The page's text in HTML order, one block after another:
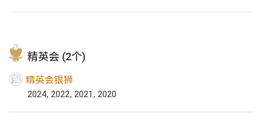
精英会 (2个)
精英会银狮
2024, 2022, 2021, 2020